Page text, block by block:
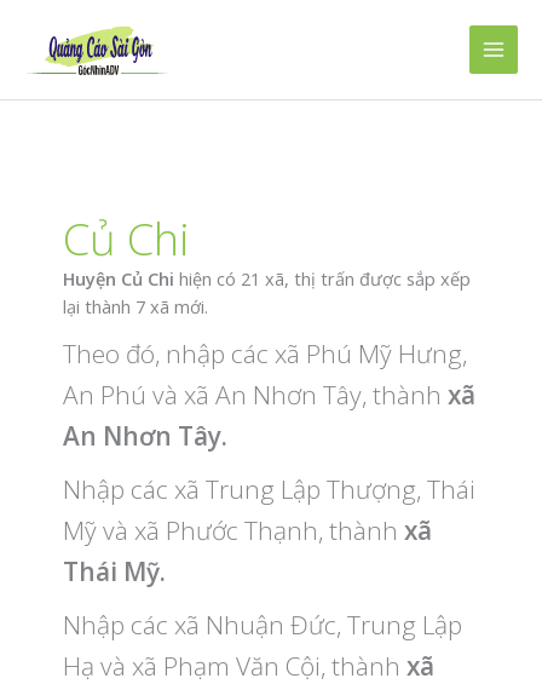
dung
Main
Củ Chi
Huyện Củ Chi hiện có 21 xã, thị trấn được sắp xếp
lại thành 7 xã mới.
Theo đó, nhập các xã Phú Mỹ Hưng,
An Phú và xã An Nhơn Tây, thành xã
An Nhơn Tây.
Nhập các xã Trung Lập Thượng, Thái
Mỹ và xã Phước Thạnh, thành xã
Thái Mỹ.
Nhập các xã Nhuận Đức, Trung Lập
Hạ và xã Phạm Văn Cội, thành xã